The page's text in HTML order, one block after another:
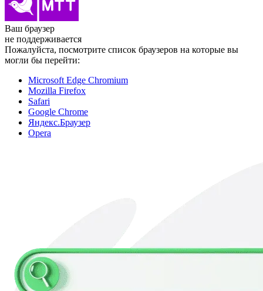
Ваш браузер
не поддерживается
Пожалуйста, посмотрите список браузеров на которые вы
могли бы перейти:
Microsoft Edge Chromium
Mozilla Firefox
Safari
Google Chrome
Яндекс.Браузер
Opera